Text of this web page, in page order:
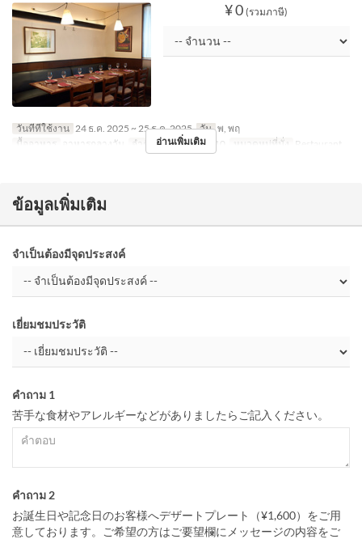
¥ 0 (รวมภาษี)
วันที่ที่ใช้งาน 24 ธ.ค. 2025 ~ 25 ธ.ค. 2025 วัน พ, พฤ
มื้ออาหาร
อาหารกลางวัน จำกัดการสั่งซื้อ 1 ~ 10 หมวดหมู่ที่นั่ง Restaurant
อ่านเพิ่มเติม
ข้อมูลเพิ่มเติม
จำเป็นต้องมีจุดประสงค์
เยี่ยมชมประวัติ
คำถาม 1
苦手な食材やアレルギーなどがありましたらご記入ください。
คำถาม 2
お誕生日や記念日のお客様へデザートプレート（¥1,600）をご用
意しております。ご希望の方はご要望欄にメッセージの内容をご